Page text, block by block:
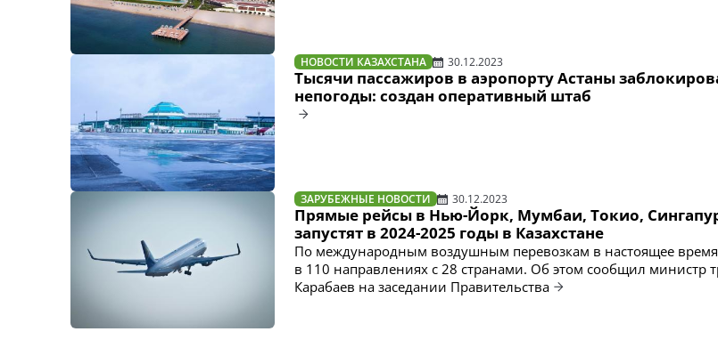
НОВОСТИ КАЗАХСТАНА 30.12.2023
Тысячи пассажиров в аэропорту Астаны
непогоды: создан оперативный штаб
ЗАРУБЕЖНЫЕ НОВОСТИ 30.12.2023
Прямые рейсы в Нью-Йорк, Мумбаи, Токио,
запустят в 2024-2025 годы в Казахстане
По международным воздушным перевозкам в настоящее
в 110 направлениях с 28 странами. Об этом сообщил министр
Карабаев на заседании Правительства